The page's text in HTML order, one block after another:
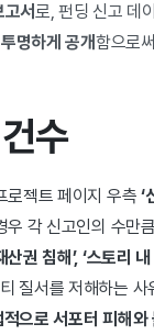
고서로, 펀딩 신고 데
명하게 공개함으로
수
로젝트 페이지 우측 ‘
우 각 신고인의 수만
산권 침해’, ‘스토리
질서를 저해하는 사
적으로서포터 피해와